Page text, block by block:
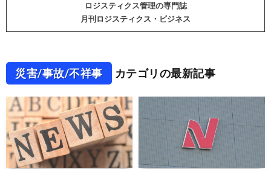
ロジスティクス管理の専門誌
月刊ロジスティクス・ビジネス
災害/事故/不祥事 カテゴリの最新記事